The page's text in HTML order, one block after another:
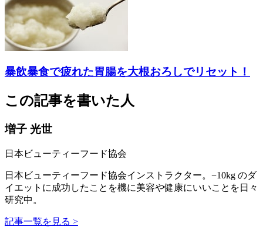
暴飲暴食で疲れた胃腸を大根おろしでリセット！
この記事を書いた人
増子 光世
日本ビューティーフード協会
日本ビューティーフード協会インストラクター。−10kg のダ
イエットに成功したことを機に美容や健康にいいことを日々
研究中。
記事一覧を見る >